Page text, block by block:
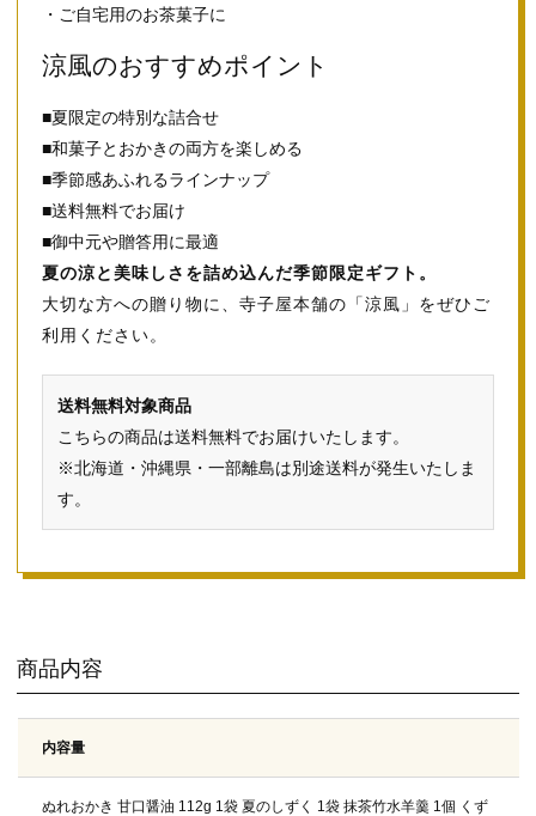
・ご自宅用のお茶菓子に
涼風のおすすめポイント
■夏限定の特別な詰合せ
■和菓子とおかきの両方を楽しめる
■季節感あふれるラインナップ
■送料無料でお届け
■御中元や贈答用に最適
夏の涼と美味しさを詰め込んだ季節限定ギフト。
大切な方への贈り物に、寺子屋本舗の「涼風」をぜひご
利用ください。
送料無料対象商品
こちらの商品は送料無料でお届けいたします。
※北海道・沖縄県・一部離島は別途送料が発生いたしま
す。
商品内容
内容量
ぬれおかき 甘口醤油 112g 1袋 夏のしずく 1袋 抹茶竹水羊羹 1個 くず